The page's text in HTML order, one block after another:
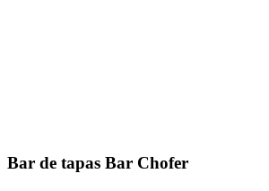
Bar de tapas Bar Chofer